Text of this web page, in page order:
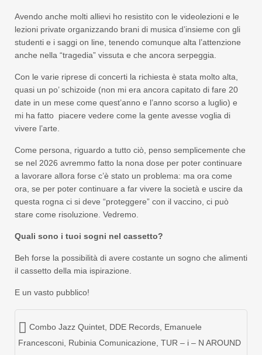
Avendo anche molti allievi ho resistito con le videolezioni e le
lezioni private organizzando brani di musica d’insieme con gli
studenti e i saggi on line, tenendo comunque alta l’attenzione
anche nella “tragedia” vissuta e che ancora serpeggia.
Con le varie riprese di concerti la richiesta è stata molto alta,
quasi un po’ schizoide (non mi era ancora capitato di fare 20
date in un mese come quest’anno e l’anno scorso a luglio) e
mi ha fatto piacere vedere come la gente avesse voglia di
vivere l’arte.
Come persona, riguardo a tutto ciò, penso semplicemente che
se nel 2026 avremmo fatto la nona dose per poter continuare
a lavorare allora forse c’è stato un problema: ma ora come
ora, se per poter continuare a far vivere la società e uscire da
questa rogna ci si deve “proteggere” con il vaccino, ci può
stare come risoluzione. Vedremo.
Quali sono i tuoi sogni nel cassetto?
Beh forse la possibilità di avere costante un sogno che alimenti
il cassetto della mia ispirazione.
E un vasto pubblico!
Combo Jazz Quintet DDE Records Emanuele
Francesconi Rubinia Comunicazione TUR – i – N AROUND